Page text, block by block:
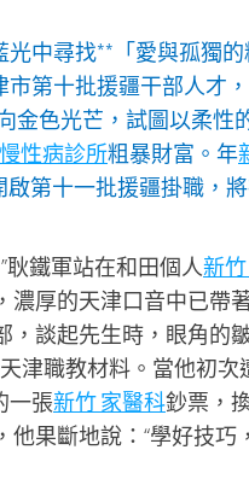
中尋找**「愛與孤獨
第十批援疆干部人才，
金色光芒，試圖以柔性
性病診所粗暴財富。年
啟第十一批援疆掛職，
耿鐵軍站在和田個人新
厚的天津口音中已帶
談起先生時，眼角的
津職教材料。當他初
一張新竹 家醫科鈔票，
果斷地說：“學好技巧